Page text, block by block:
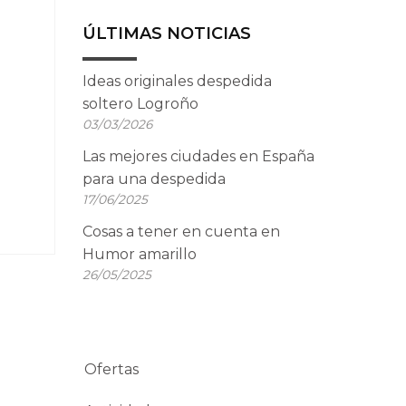
ÚLTIMAS NOTICIAS
Ideas originales despedida
soltero Logroño
03/03/2026
Las mejores ciudades en España
para una despedida
17/06/2025
Cosas a tener en cuenta en
Humor amarillo
26/05/2025
Ofertas